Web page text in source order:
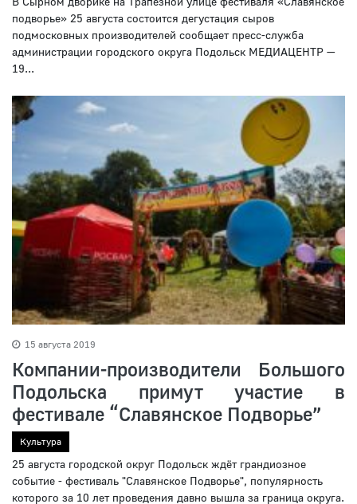
подворье» 25 августа состоится дегустация сыров
подмосковных производителей сообщает пресс-служба
администрации городского округа Подольск МЕДИАЦЕНТР —
19...
15 августа 2019
Компании-производители Большого
Подольска примут участие в
фестивале “Славянское Подворье”
Культура
25 августа городской округ Подольск ждёт грандиозное
событие - фестиваль "Славянское Подворье", популярность
которого за 10 лет проведения давно вышла за граница округа.